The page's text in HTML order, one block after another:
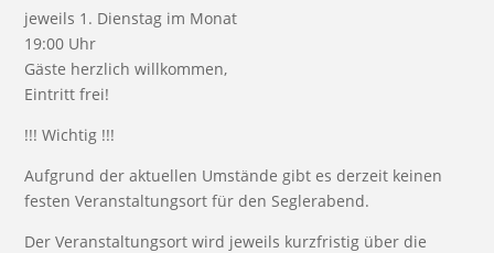
jeweils 1. Dienstag im Monat
19:00 Uhr
Gäste herzlich willkommen,
Eintritt frei!
!!! Wichtig !!!
Aufgrund der aktuellen Umstände gibt es derzeit keinen
festen Veranstaltungsort für den Seglerabend.
Der Veranstaltungsort wird jeweils kurzfristig über die